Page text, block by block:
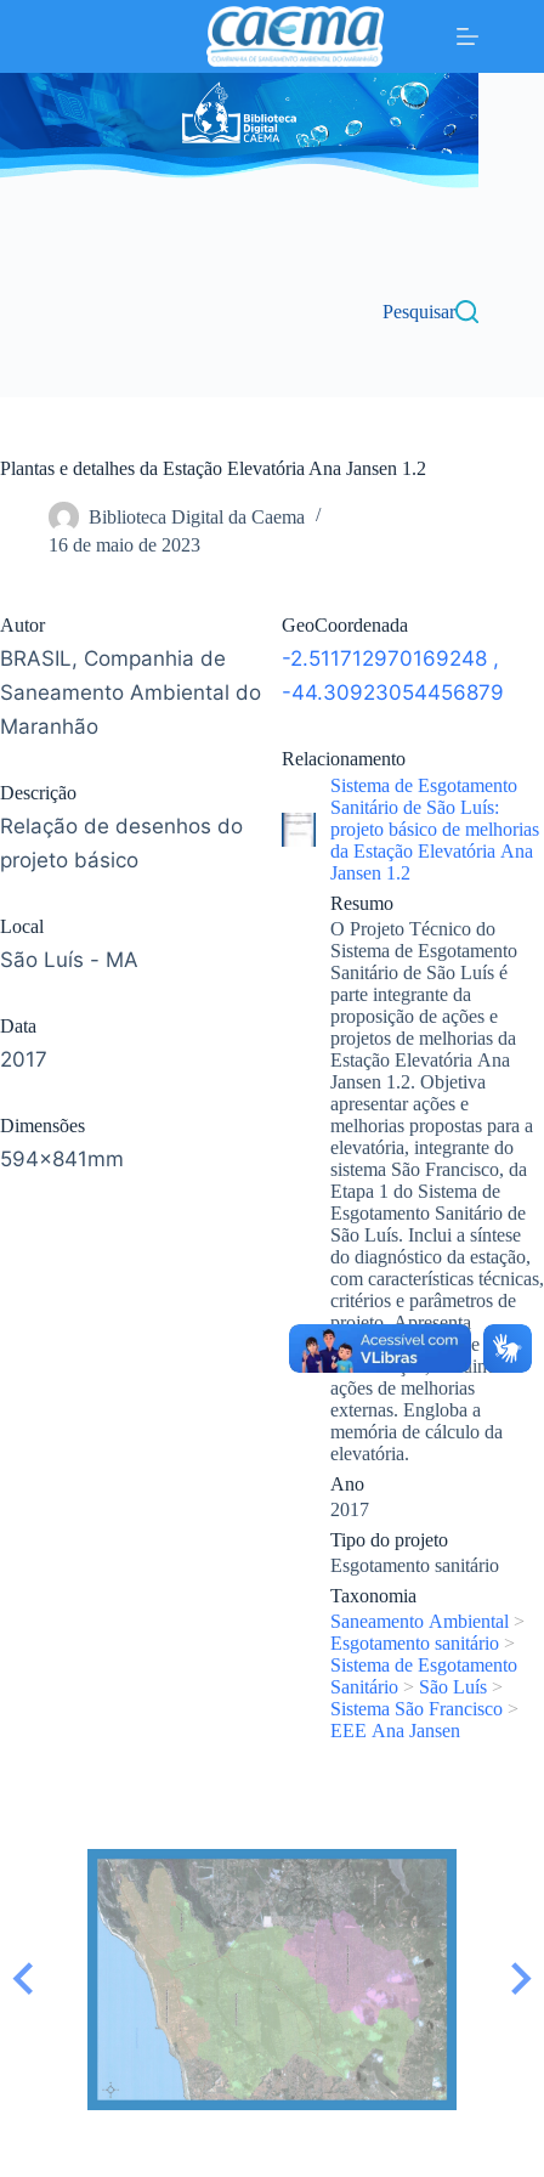
conteúdo
Pesquisar
Plantas e detalhes da Estação Elevatória Ana Jansen 1.2
Biblioteca Digital da Caema
16 de maio de 2023
Autor
BRASIL, Companhia de
Saneamento Ambiental do
Maranhão
Descrição
Relação de desenhos do
projeto básico
Local
São Luís - MA
Data
2017
Dimensões
594x841mm
GeoCoordenada
-2.511712970169248 ,
-44.30923054456879
Relacionamento
Sistema de Esgotamento
Sanitário de São Luís:
projeto básico de melhorias
da Estação Elevatória Ana
Jansen 1.2
Resumo
O Projeto Técnico do
Sistema de Esgotamento
Sanitário de São Luís é
parte integrante da
proposição de ações e
projetos de melhorias da
Estação Elevatória Ana
Jansen 1.2. Objetiva
apresentar ações e
melhorias propostas para a
elevatória, integrante do
sistema São Francisco, da
Etapa 1 do Sistema de
Esgotamento Sanitário de
São Luís. Inclui a síntese
do diagnóstico da estação,
com características técnicas,
critérios e parâmetros de
projeto. Apresenta
condições gerais de
conservação, incluindo
ações de melhorias
externas. Engloba a
memória de cálculo da
elevatória.
Ano
2017
Tipo do projeto
Esgotamento sanitário
Taxonomia
Saneamento Ambiental >
Esgotamento sanitário >
Sistema de Esgotamento
Sanitário > São Luís >
Sistema São Francisco >
EEE Ana Jansen